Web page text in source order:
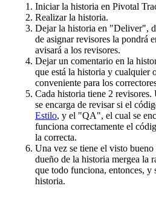
Iniciar la historia en Pivotal
Realizar la historia.
Dejar la historia en "Deliver",
de asignar revisores la pondrá
avisará a los revisores.
Dejar un comentario en la
que está la historia y cualquier
conveniente para los
Cada historia tiene 2
se encarga de revisar si el
Estilo, y el "QA", el cual se
funciona correctamente el
la correcta.
Una vez se tiene el visto bueno
dueño de la historia mergea la
que todo funciona, entonces, y
historia.